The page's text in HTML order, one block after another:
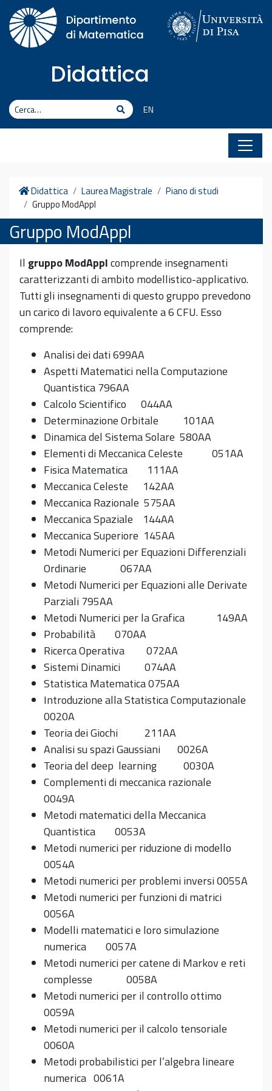
Vai al contenuto
Didattica
Cerca CercaEN
Home
Didattica Laurea Magistrale
Piano di studi
Gruppo ModAppl
Gruppo ModAppl
Il gruppo ModApplcomprende insegnamenti
caratterizzanti di ambito modellistico-applicativo.
Tutti gli insegnamenti di questo gruppo prevedono
un carico di lavoro equivalente a 6 CFU. Esso
comprende:
Analisi dei dati 699AA
Aspetti Matematici nella Computazione
Quantistica 796AA
Calcolo Scientifico 044AA
Determinazione Orbitale 101AA
Dinamica del Sistema Solare 580AA
Elementi di Meccanica Celeste 051AA
Fisica Matematica 111AA
Meccanica Celeste 142AA
Meccanica Razionale 575AA
Meccanica Spaziale 144AA
Meccanica Superiore 145AA
Metodi Numerici per Equazioni Differenziali
Ordinarie 067AA
Metodi Numerici per Equazioni alle Derivate
Parziali 795AA
Metodi Numerici per la Grafica 149AA
Probabilità 070AA
Ricerca Operativa 072AA
Sistemi Dinamici 074AA
Statistica Matematica 075AA
Introduzione alla Statistica Computazionale
0020A
Teoria dei Giochi 211AA
Analisi su spazi Gaussiani 0026A
Teoria del deep learning 0030A
Complementi di meccanica razionale
0049A
Metodi matematici della Meccanica
Quantistica 0053A
Metodi numerici per riduzione di modello
0054A
Metodi numerici per problemi inversi 0055A
Metodi numerici per funzioni di matrici
0056A
Modelli matematici e loro simulazione
numerica 0057A
Metodi numerici per catene di Markov e reti
complesse 0058A
Metodi numerici per il controllo ottimo
0059A
Metodi numerici per il calcolo tensoriale
0060A
Metodi probabilistici per l’algebra lineare
numerica 0061A